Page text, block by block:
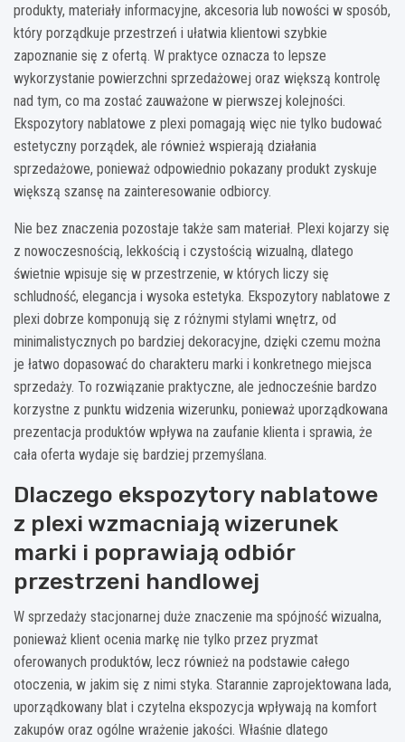
produkty, materiały informacyjne, akcesoria lub nowości w sposób,
który porządkuje przestrzeń i ułatwia klientowi szybkie
zapoznanie się z ofertą. W praktyce oznacza to lepsze
wykorzystanie powierzchni sprzedażowej oraz większą kontrolę
nad tym, co ma zostać zauważone w pierwszej kolejności.
Ekspozytory nablatowe z plexi pomagają więc nie tylko budować
estetyczny porządek, ale również wspierają działania
sprzedażowe, ponieważ odpowiednio pokazany produkt zyskuje
większą szansę na zainteresowanie odbiorcy.
Nie bez znaczenia pozostaje także sam materiał. Plexi kojarzy się
z nowoczesnością, lekkością i czystością wizualną, dlatego
świetnie wpisuje się w przestrzenie, w których liczy się
schludność, elegancja i wysoka estetyka. Ekspozytory nablatowe z
plexi dobrze komponują się z różnymi stylami wnętrz, od
minimalistycznych po bardziej dekoracyjne, dzięki czemu można
je łatwo dopasować do charakteru marki i konkretnego miejsca
sprzedaży. To rozwiązanie praktyczne, ale jednocześnie bardzo
korzystne z punktu widzenia wizerunku, ponieważ uporządkowana
prezentacja produktów wpływa na zaufanie klienta i sprawia, że
cała oferta wydaje się bardziej przemyślana.
Dlaczego ekspozytory nablatowe
z plexi wzmacniają wizerunek
marki i poprawiają odbiór
przestrzeni handlowej
W sprzedaży stacjonarnej duże znaczenie ma spójność wizualna,
ponieważ klient ocenia markę nie tylko przez pryzmat
oferowanych produktów, lecz również na podstawie całego
otoczenia, w jakim się z nimi styka. Starannie zaprojektowana lada,
uporządkowany blat i czytelna ekspozycja wpływają na komfort
zakupów oraz ogólne wrażenie jakości. Właśnie dlatego